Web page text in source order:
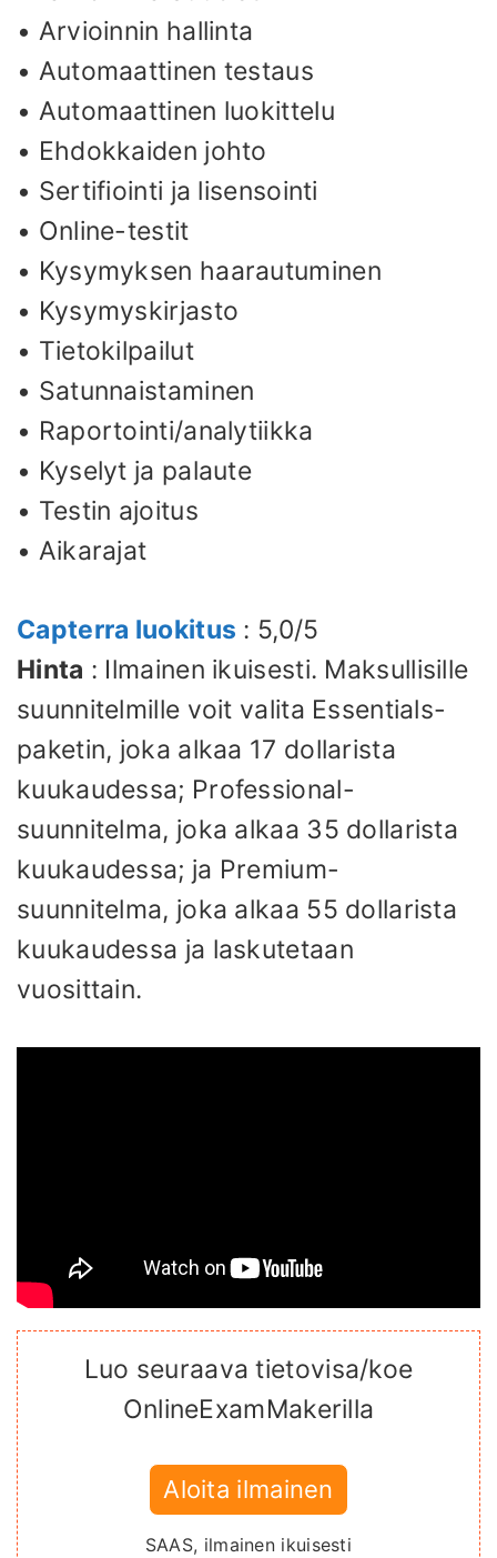
• Arvioinnin hallinta
• Automaattinen testaus
• Automaattinen luokittelu
• Ehdokkaiden johto
• Sertifiointi ja lisensointi
• Online-testit
• Kysymyksen haarautuminen
• Kysymyskirjasto
• Tietokilpailut
• Satunnaistaminen
• Raportointi/analytiikka
• Kyselyt ja palaute
• Testin ajoitus
• Aikarajat
Capterra luokitus : 5,0/5
Hinta : Ilmainen ikuisesti. Maksullisille
suunnitelmille voit valita Essentials-
paketin, joka alkaa 17 dollarista
kuukaudessa; Professional-
suunnitelma, joka alkaa 35 dollarista
kuukaudessa; ja Premium-
suunnitelma, joka alkaa 55 dollarista
kuukaudessa ja laskutetaan
vuosittain.
Luo seuraava tietovisa/koe
OnlineExamMakerilla
Aloita ilmainen
SAAS, ilmainen ikuisesti